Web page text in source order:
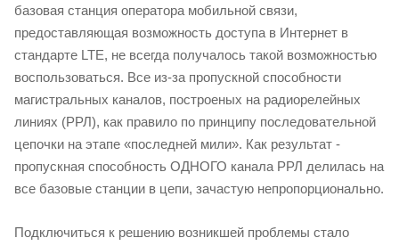
базовая станция оператора мобильной связи,
предоставляющая возможность доступа в Интернет в
стандарте LTE, не всегда получалось такой возможностью
воспользоваться. Все из-за пропускной способности
магистральных каналов, построеных на радиорелейных
линиях (РРЛ), как правило по принципу последовательной
цепочки на этапе «последней мили». Как результат -
пропускная способность ОДНОГО канала РРЛ делилась на
все базовые станции в цепи, зачастую непропорционально.
Подключиться к решению возникшей проблемы стало